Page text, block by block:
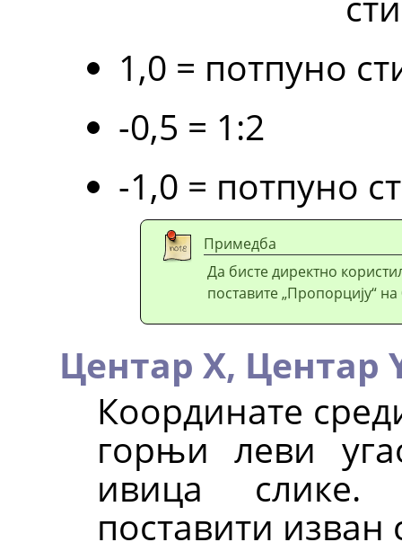
1,0 = потпуно
-0,5 = 1:2
-1,0 = потпуно
Примедба
Да бисте директно
поставите „Пропорцију“ на
Центар X, Центар
Координате
горњи леви
ивица
поставити изван